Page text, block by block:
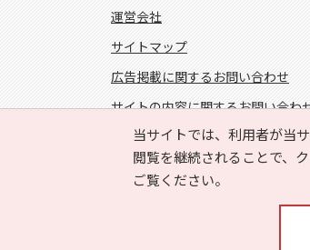
当サイトでは、利用者が当
閲覧を継続されることで、
ご覧ください。
運営会社
サイトマップ
広告掲載に関するお問い合わせ
サイトの内容に関するお問い合わ
FOLLOW US!